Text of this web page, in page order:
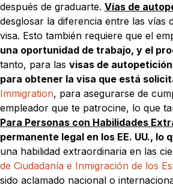
después de graduarte. Vías de
desglosar la diferencia entre las vías
visa. Esto también requiere que el
una oportunidad de trabajo, y el
tanto, para las visas de
para obtener la visa que está
Immigration, para asegurarse de
empleador que te patrocine, lo que
Para Personas con Habilidades
permanente legal en los EE. UU.,
una habilidad extraordinaria en las
de Ciudadanía e Inmigración de los
sido aclamado nacional o